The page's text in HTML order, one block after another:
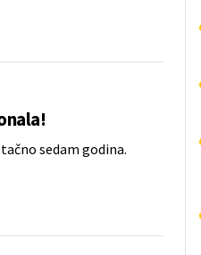
sedam godina.